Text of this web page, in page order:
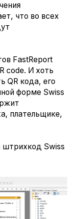
что во всех
FastReport
code. И хоть
QR кода, его
форме Swiss
плательщике,
штрихкод Swiss